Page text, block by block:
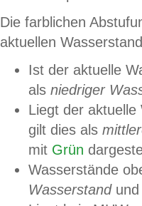
Die farblichen
aktuellen
Ist der aktuelle
als niedriger
Liegt der
gilt dies als
mit Grün
Wasserstände
Wasserstandund